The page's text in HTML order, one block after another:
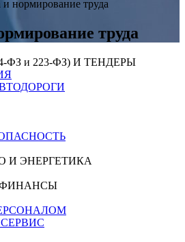
нормирование труда
труда
ФЗ и 223-ФЗ) И ТЕНДЕРЫ
И ЭНЕРГЕТИКА